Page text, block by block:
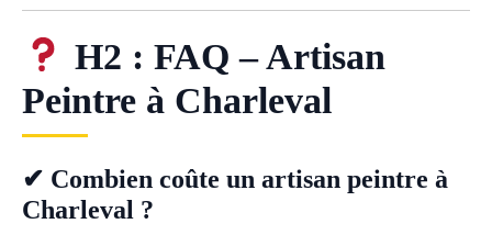
H2 : FAQ – Artisan
Peintre à Charleval
✔ Combien coûte un artisan peintre à
Charleval ?